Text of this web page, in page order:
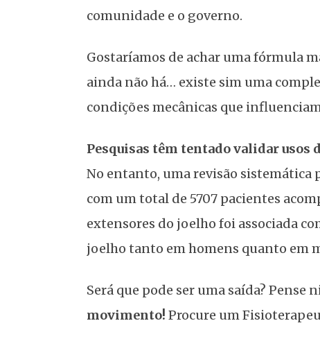
comunidade e o governo.
Gostaríamos de achar uma fórmula
ainda não há… existe sim uma
condições mecânicas que
Pesquisas têm tentado validar usos
No entanto, uma revisão sistemática
com um total de 5707 pacientes
extensores do joelho foi associada
joelho tanto em homens quanto em
Será que pode ser uma saída? Pense
movimento! Procure um